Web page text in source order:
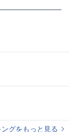
グをもっと見る